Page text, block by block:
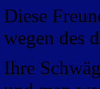
Diese
wegen des
Ihre